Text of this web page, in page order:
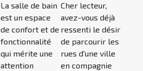
La salle de bain
est un espace
de confort et de
fonctionnalité
qui mérite une
attention
Cher lecteur,
avez-vous déjà
ressenti le désir
de parcourir les
rues d'une ville
en compagnie